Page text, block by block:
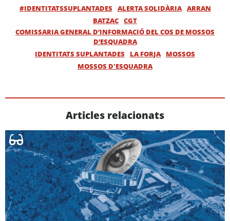
#IDENTITATSSUPLANTADES ALERTA SOLIDÀRIA ARRAN
BATZAC CGT
COMISSARIA GENERAL D’INFORMACIÓ DEL COS DE MOSSOS
D’ESQUADRA
IDENTITATS SUPLANTADES
LA FORJA
MOSSOS
MOSSOS D'ESQUADRA
Articles relacionats